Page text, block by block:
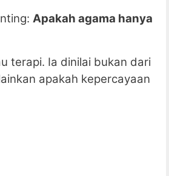
Apakah agama hanya
terapi. Ia dinilai bukan dari
apakah kepercayaan